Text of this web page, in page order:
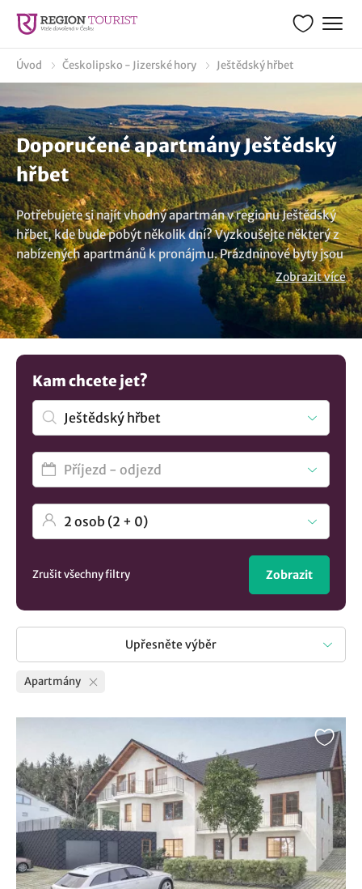
Úvod Českolipsko - Jizerské hory Ještědský hřbet
Doporučené apartmány Ještědský
hřbet
Potřebujete si najít vhodný apartmán v regionu Ještědský
hřbet, kde bude pobýt několik dní? Vyzkoušejte některý z
nabízených apartmánů k pronájmu. Prázdninové byty jsou
skvělou volbou pro rodiny, které hledají pohodlné a
prostorné ubytování. Ať už máte v cestovním itineráři
návštěvu lokality Ještědský hřbet nebo relaxovat v přírodě,
naše apartmány splní vaše očekávání. Moderní vybavení,
jako je kuchyně, led televize a bezplatné Wi-Fi, je
příjemným bonusem a je nezbytnou výbavou každého
apartmánu. Chcete vidět více nabídek? Porozhlédněte se
ubytování v lokalitě Ještědský hřbet
Zobrazit více
Kam chcete jet?
Zrušit všechny filtry Zobrazit
Upřesněte výběr
Apartmány